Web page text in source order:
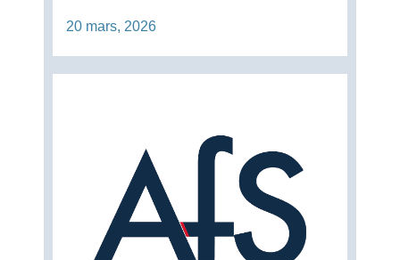
20 mars, 2026